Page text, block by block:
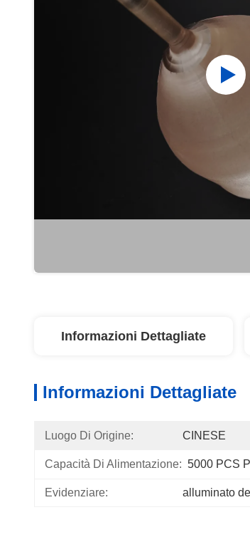
Informazioni Dettagliate
Informazioni Dettagliate
Luogo Di Origine: CINESE
Capacità Di Alimentazione: 5000 PCS
Evidenziare: alluminato